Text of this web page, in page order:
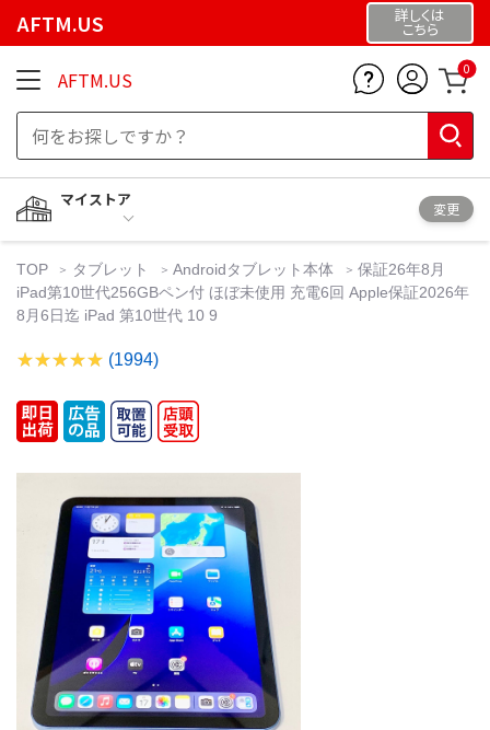
AFTM.US 詳しくは
こちら
AFTM.US 0
マイストア
変更
TOP タブレット Androidタブレット本体
保証26年8月
iPad第10世代256GBペン付 ほぼ未使用 充電6回 Apple保証2026年
8月6日迄 iPad 第10世代 10 9
(1994)